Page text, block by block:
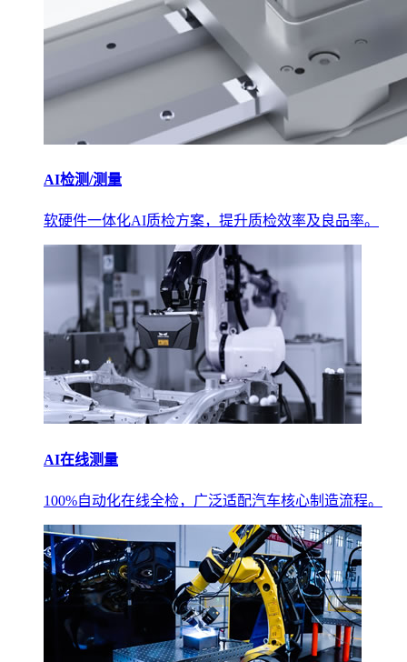
AI检测/测量
软硬件一体化AI质检方案，提升质检效率及良品率。
AI在线测量
100%自动化在线全检，广泛适配汽车核心制造流程。